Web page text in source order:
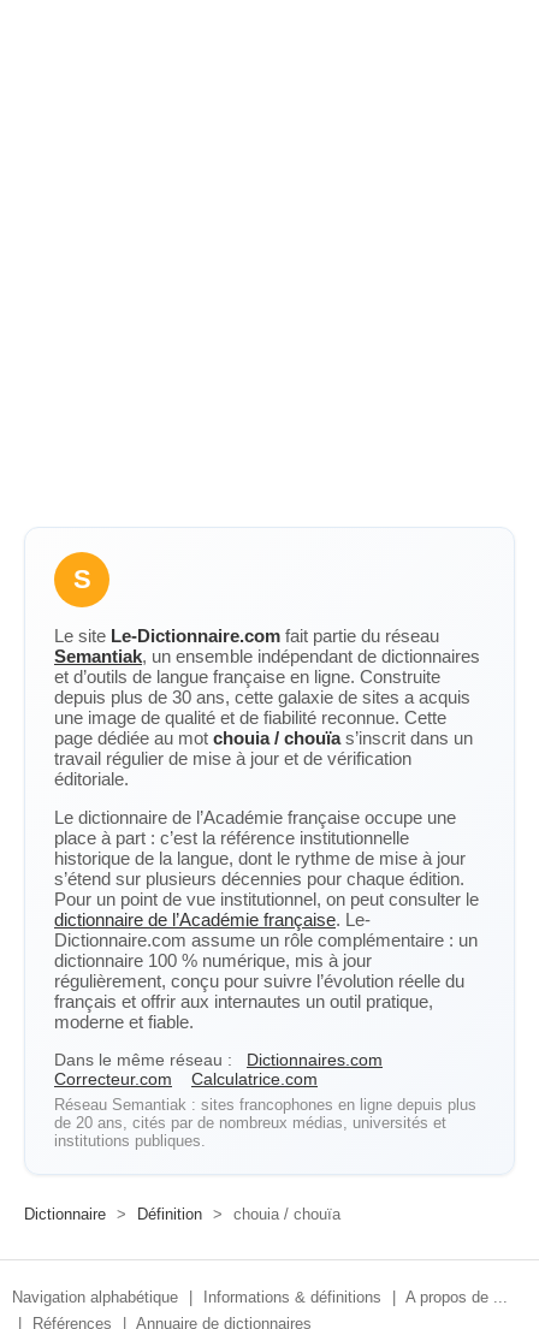
S
Le site Le-Dictionnaire.com fait partie du réseau
Semantiak, un ensemble indépendant de dictionnaires
et d’outils de langue française en ligne. Construite
depuis plus de 30 ans, cette galaxie de sites a acquis
une image de qualité et de fiabilité reconnue. Cette
page dédiée au mot chouia / chouïas’inscrit dans un
travail régulier de mise à jour et de vérification
éditoriale.
Le dictionnaire de l’Académie française occupe une
place à part : c’est la référence institutionnelle
historique de la langue, dont le rythme de mise à jour
s’étend sur plusieurs décennies pour chaque édition.
Pour un point de vue institutionnel, on peut consulter le
dictionnaire de l’Académie française. Le-
Dictionnaire.com assume un rôle complémentaire : un
dictionnaire 100 % numérique, mis à jour
régulièrement, conçu pour suivre l’évolution réelle du
français et offrir aux internautes un outil pratique,
moderne et fiable.
Dans le même réseau :
Dictionnaires.com
Correcteur.com
Calculatrice.com
Réseau Semantiak : sites francophones en ligne depuis plus
de 20 ans, cités par de nombreux médias, universités et
institutions publiques.
Dictionnaire > Définition > chouia / chouïa
Navigation alphabétique Informations & définitions
A propos de ...
Références Annuaire de dictionnaires